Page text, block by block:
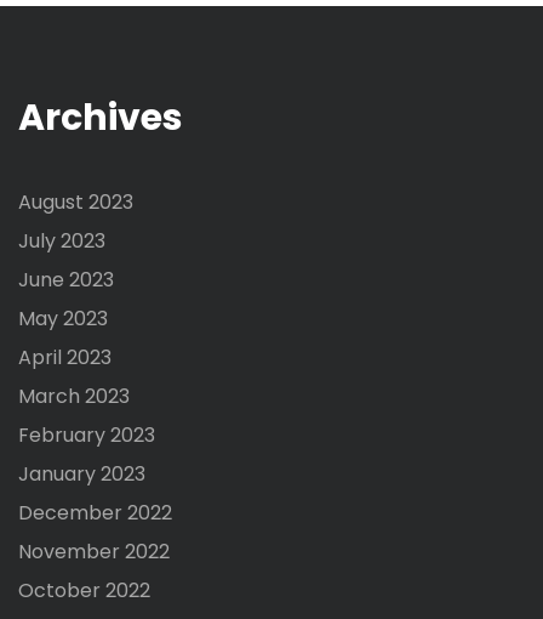
Archives
August 2023
July 2023
June 2023
May 2023
April 2023
March 2023
February 2023
January 2023
December 2022
November 2022
October 2022